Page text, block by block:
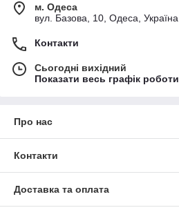
м. Одеса
вул. Базова, 10, Одеса, Україна
Контакти
Сьогодні вихідний
Показати весь графік роботи
Про нас
Контакти
Доставка та оплата